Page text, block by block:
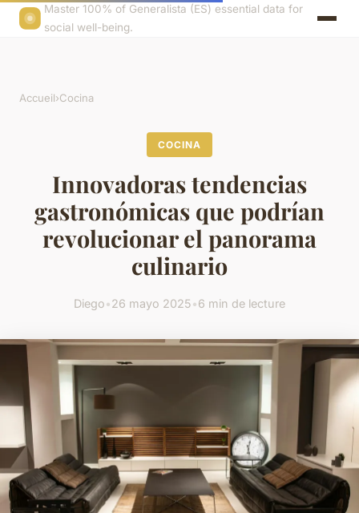
Master 100% of Generalista (ES) essential data for
social well-being.
Accueil›Cocina
COCINA
Innovadoras tendencias
gastronómicas que podrían
revolucionar el panorama
culinario
Diego•26 mayo 2025•6 min de lecture